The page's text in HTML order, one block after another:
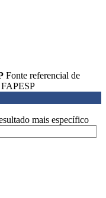
Fonte referencial de
mais específico